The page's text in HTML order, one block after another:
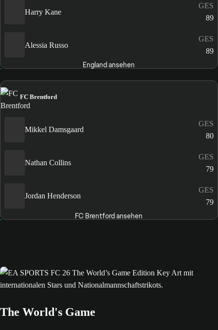
Harry Kane
GES
89
Alessia Russo
GES
89
England ansehen
FC Brentford
Mikkel Damsgaard
GES
80
Nathan Collins
GES
79
Jordan Henderson
GES
79
FC Brentford ansehen
The World's Game